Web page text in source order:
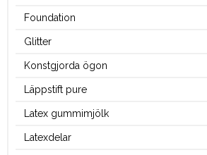
Foundation
Glitter
Konstgjorda ögon
Läppstift pure
Latex gummimjölk
Latexdelar